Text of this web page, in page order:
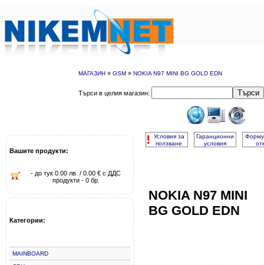
МАГАЗИН » GSM » NOKIA N97 MINI BG GOLD EDN
Търси в целия магазин: Търси
Вашите продукти:
- до тук 0.00 лв. / 0.00 € с ДДС
продукти - 0 бр.
Категории:
MAINBOARD
!
Условия за
ползване
Гаранционни
условия
NOKIA N97 MINI
BG GOLD EDN